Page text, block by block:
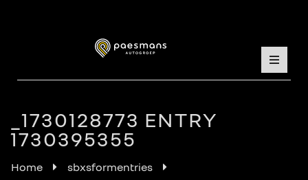
_1730128773 ENTRY
1730395355
Home
sbxsformentries